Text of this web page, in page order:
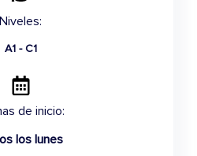
Niveles:
A1 - C1
de inicio:
los lunes